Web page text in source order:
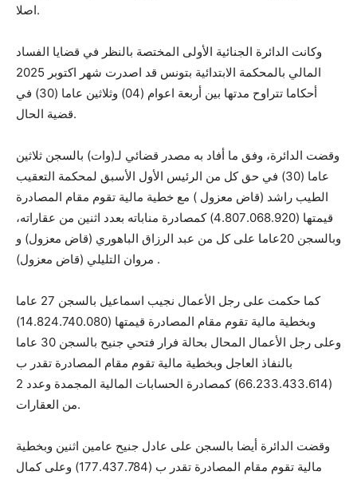
اصلا.
وكانت الدائرة الجنائية الأولى المختصة بالنظر في قضايا الفساد
المالي بالمحكمة الابتدائية بتونس قد اصدرت شهر اكتوبر 2025
أحكاما تتراوح مدتها بين أربعة اعوام (04) وثلاثين عاما (30) في
قضية الحال.
وقضت الدائرة، وفق ما أفاد به مصدر قضائي لـ(وات) بالسجن ثلاثين
عاما (30) في حق كل من الرئيس الأول الأسبق لمحكمة التعقيب
الطيب راشد (قاض معزول ) مع خطية مالية تقوم مقام المصادرة
قيمتها (4.807.068.920) كمصادرة مناباته بعدد اثنين من عقاراته،
وبالسجن 20عاما على كل من عبد الرزاق الباهوري (قاض معزول) و
مروان التليلي (قاض معزول) .
كما حكمت على رجل الأعمال نجيب اسماعيل بالسجن 27 عاما
وبخطية مالية تقوم مقام المصادرة قيمتها (14.824.740.080)
وعلى رجل الأعمال المحال بحالة فرار فتحي جنيح بالسجن 30 عاما
بالنفاذ العاجل وبخطية مالية تقوم مقام المصادرة تقدر ب
(66.233.433.614) كمصادرة الحسابات المالية المجمدة وعدد 2
من العقارات.
وقضت الدائرة أيضا بالسجن على عادل جنيح عامين اثنين وبخطية
مالية تقوم مقام المصادرة تقدر ب (177.437.784) وعلى كمال